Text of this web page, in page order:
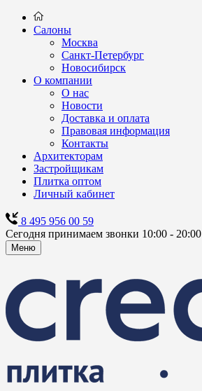
Салоны
Москва
Санкт-Петербург
Новосибирск
О компании
О нас
Новости
Доставка и оплата
Правовая информация
Контакты
Архитекторам
Застройщикам
Плитка оптом
Личный кабинет
8 495 956 00 59
Сегодня принимаем звонки 10:00 - 20:00
Меню